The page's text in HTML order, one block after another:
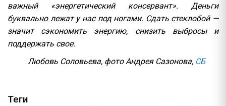
важный «энергетический консервант». Деньги
буквально лежат у нас под ногами. Сдать стеклобой —
значит сэкономить энергию, снизить выбросы и
поддержать свое.
Любовь Соловьева, фото Андрея Сазонова, СБ
Теги